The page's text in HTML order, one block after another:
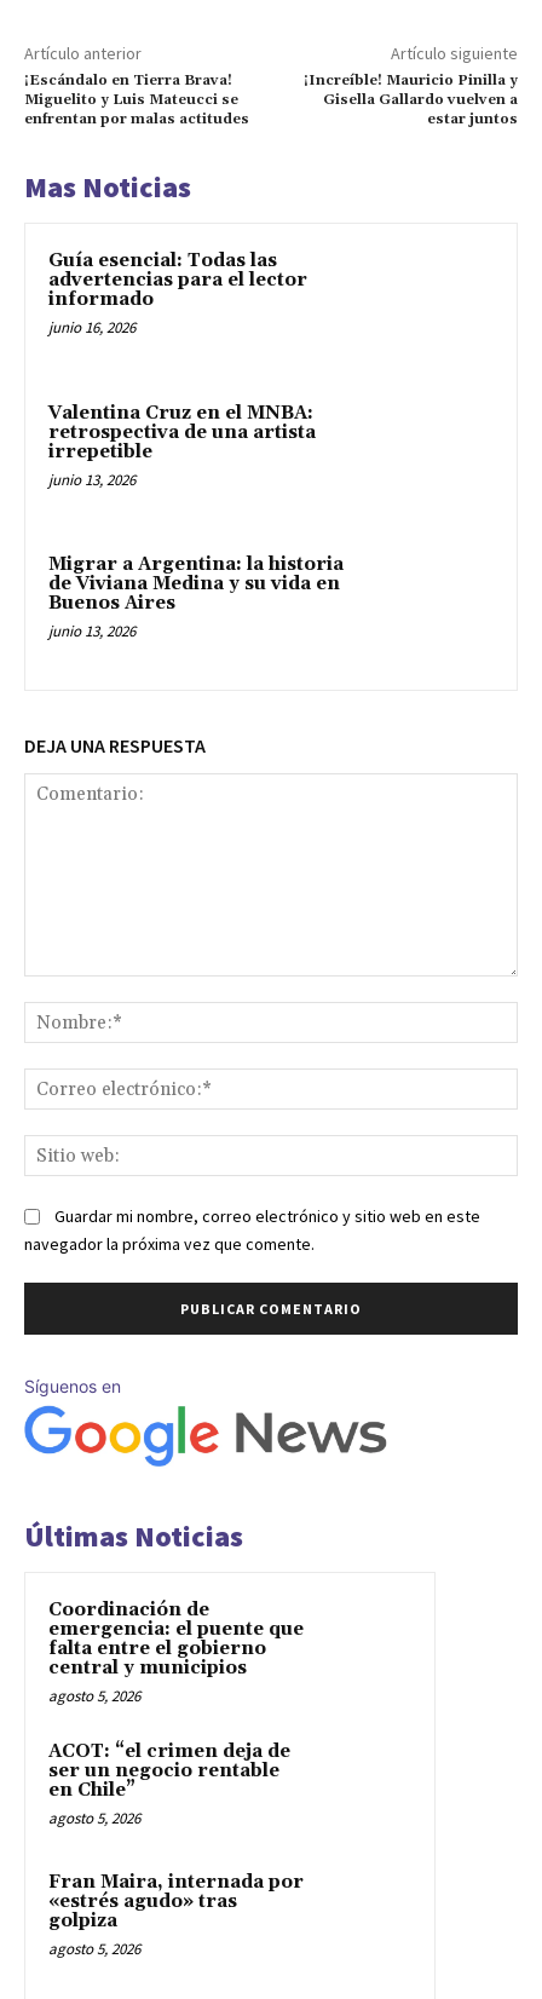
Artículo anterior
¡Escándalo en Tierra Brava!
Miguelito y Luis Mateucci se
enfrentan por malas actitudes
Artículo siguiente
¡Increíble! Mauricio Pinilla y
Gisella Gallardo vuelven a
estar juntos
Mas Noticias
Guía esencial: Todas las
advertencias para el lector
informado
junio 16, 2026
Valentina Cruz en el MNBA:
retrospectiva de una artista
irrepetible
junio 13, 2026
Migrar a Argentina: la historia
de Viviana Medina y su vida en
Buenos Aires
junio 13, 2026
DEJA UNA RESPUESTA
Guardar mi nombre, correo electrónico y sitio web en este
navegador la próxima vez que comente.
Síguenos en
Últimas Noticias
Coordinación de
emergencia: el puente que
falta entre el gobierno
central y municipios
agosto 5, 2026
ACOT: “el crimen deja de
ser un negocio rentable
en Chile”
agosto 5, 2026
Fran Maira, internada por
«estrés agudo» tras
golpiza
agosto 5, 2026